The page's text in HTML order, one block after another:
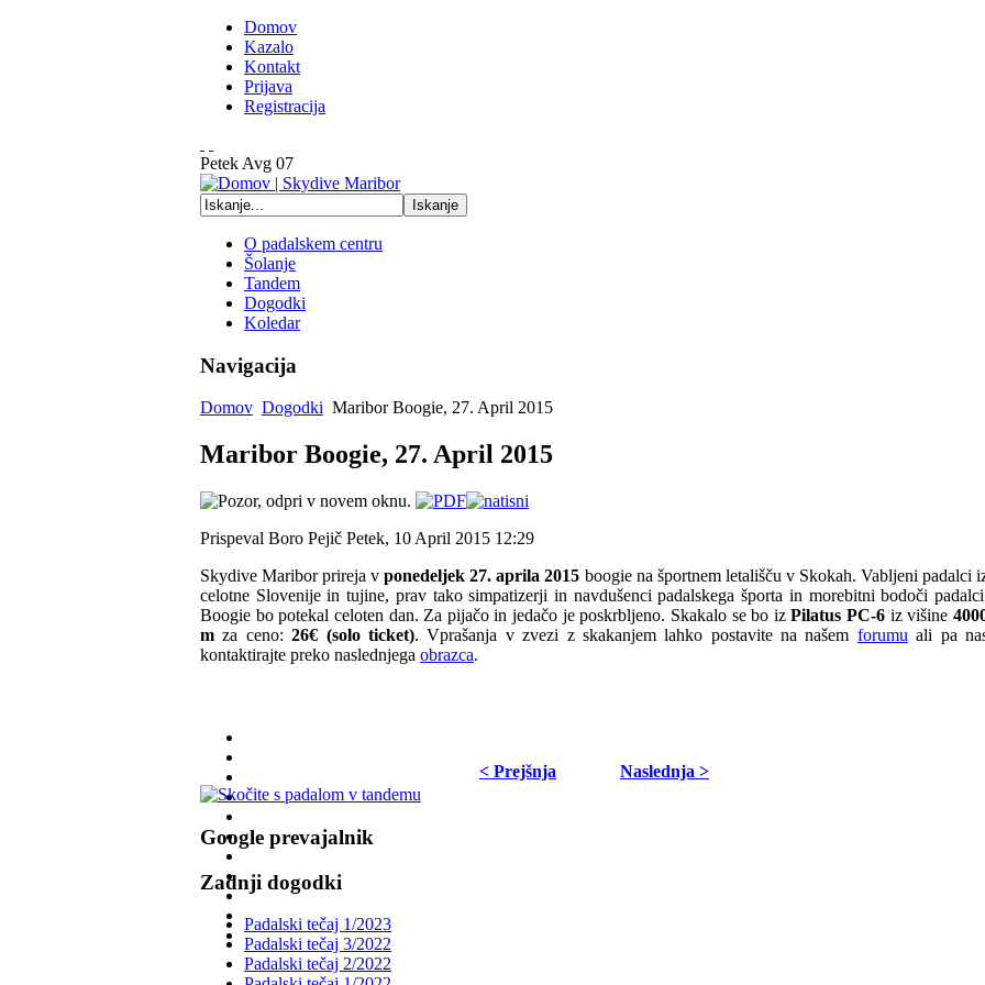
Domov
Kazalo
Kontakt
Prijava
Registracija
Petek Avg 07
O padalskem centru
Šolanje
Tandem
Dogodki
Koledar
Navigacija
Domov Dogodki Maribor Boogie, 27. April 2015
Maribor Boogie, 27. April 2015
Prispeval Boro Pejič Petek, 10 April 2015 12:29
Skydive Maribor prireja vponedeljek 27. aprila 2015 boogie na športnem letališču v Skokah. Vabljeni padalci
celotne Slovenije in tujine, prav tako simpatizerji in navdušenci padalskega športa in morebitni bodoči
Boogie bo potekal celoten dan. Za pijačo in jedačo je poskrbljeno. Skakalo se bo izPilatus PC-6 iz višine
m za ceno:26€ (solo ticket). Vprašanja v zvezi z skakanjem lahko postavite na našem forumu ali pa
kontaktirajte preko naslednjega obrazca.
< Prejšnja Naslednja >
Google prevajalnik
Zadnji dogodki
Padalski tečaj 1/2023
Padalski tečaj 3/2022
Padalski tečaj 2/2022